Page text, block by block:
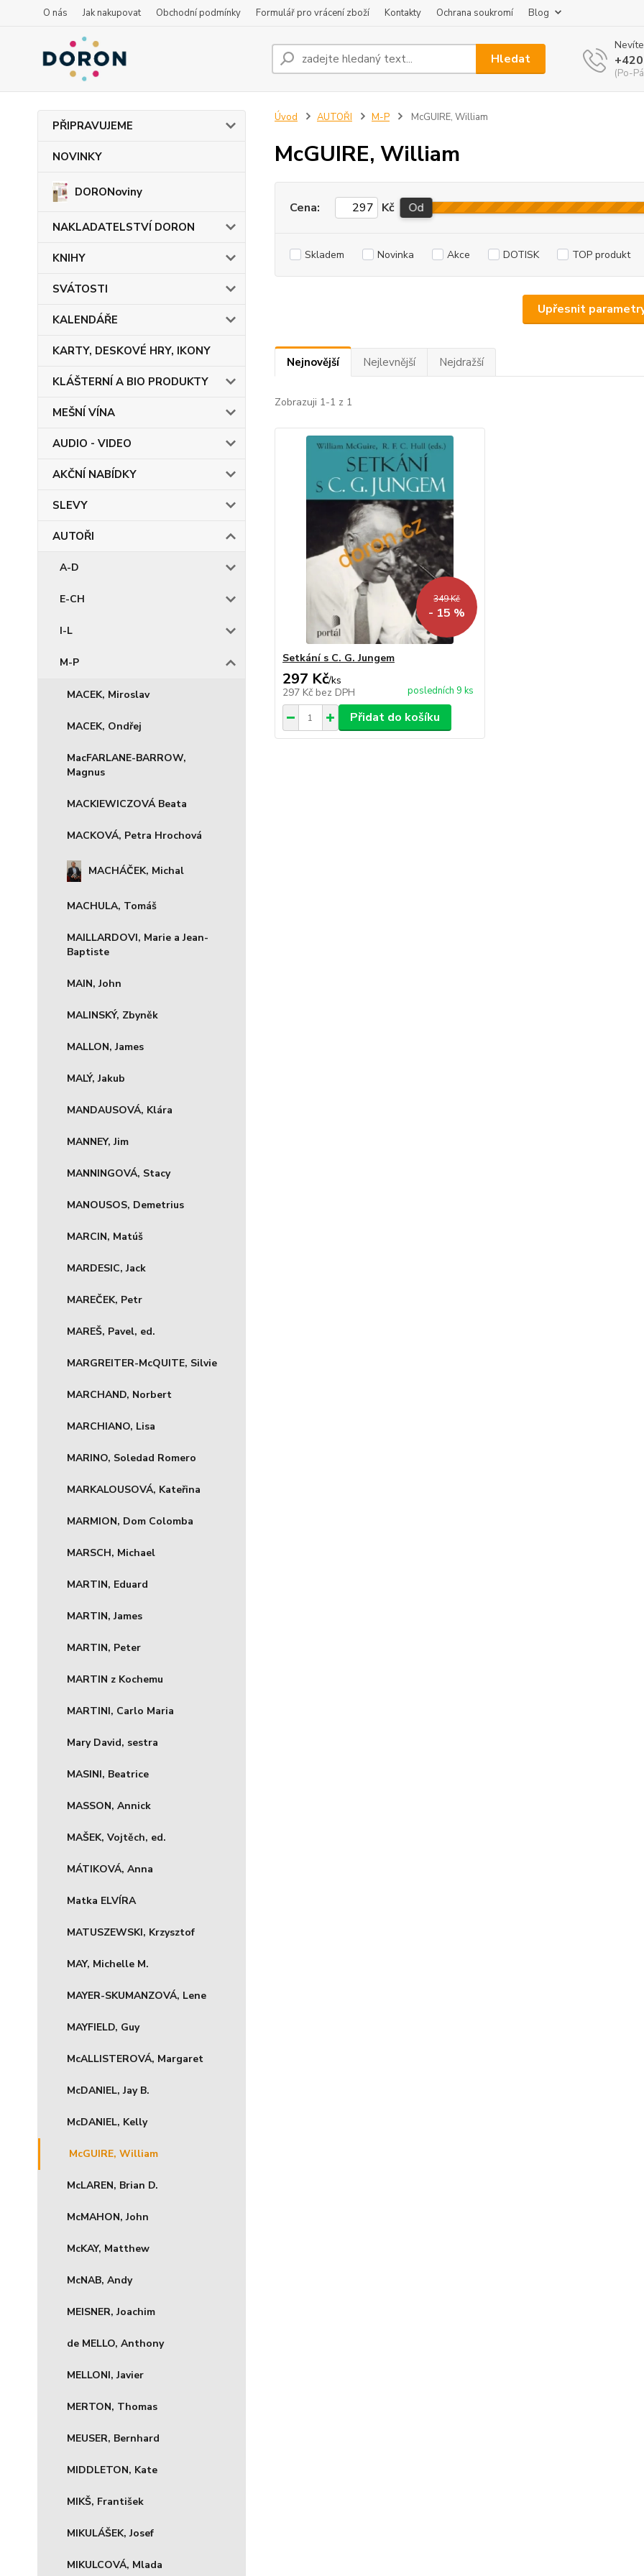
O nás Jak nakupovat Obchodní podmínky Formulář pro vrácení zboží Kontakty Ochrana soukromí Blog
Hledat
(Po-
PŘIPRAVUJEME
NOVINKY
DORONoviny
NAKLADATELSTVÍ DORON
KNIHY
SVÁTOSTI
KALENDÁŘE
KARTY, DESKOVÉ HRY, IKONY
KLÁŠTERNÍ A BIO PRODUKTY
MEŠNÍ VÍNA
AUDIO - VIDEO
AKČNÍ NABÍDKY
SLEVY
AUTOŘI
A-D
E-CH
I-L
M-P
MACEK, Miroslav
MACEK, Ondřej
MacFARLANE-BARROW,
Magnus
MACKIEWICZOVÁ Beata
MACKOVÁ, Petra Hrochová
MACHÁČEK, Michal
MACHULA, Tomáš
MAILLARDOVI, Marie a Jean-
Baptiste
MAIN, John
MALINSKÝ, Zbyněk
MALLON, James
MALÝ, Jakub
MANDAUSOVÁ, Klára
MANNEY, Jim
MANNINGOVÁ, Stacy
MANOUSOS, Demetrius
MARCIN, Matúš
MARDESIC, Jack
MAREČEK, Petr
MAREŠ, Pavel, ed.
MARGREITER-McQUITE, Silvie
MARCHAND, Norbert
MARCHIANO, Lisa
MARINO, Soledad Romero
MARKALOUSOVÁ, Kateřina
MARMION, Dom Colomba
MARSCH, Michael
MARTIN, Eduard
MARTIN, James
MARTIN, Peter
MARTIN z Kochemu
MARTINI, Carlo Maria
Mary David, sestra
MASINI, Beatrice
MASSON, Annick
MAŠEK, Vojtěch, ed.
MÁTIKOVÁ, Anna
Matka ELVÍRA
MATUSZEWSKI, Krzysztof
MAY, Michelle M.
MAYER-SKUMANZOVÁ, Lene
MAYFIELD, Guy
McALLISTEROVÁ, Margaret
McDANIEL, Jay B.
McDANIEL, Kelly
McGUIRE, William
McLAREN, Brian D.
McMAHON, John
McKAY, Matthew
McNAB, Andy
MEISNER, Joachim
de MELLO, Anthony
MELLONI, Javier
MERTON, Thomas
MEUSER, Bernhard
MIDDLETON, Kate
MIKŠ, František
MIKULÁŠEK, Josef
MIKULCOVÁ, Mlada
Úvod AUTOŘI M-P McGUIRE, William
McGUIRE, William
Upřesnit
Cena: Kč Od
Skladem Novinka Akce DOTISK TOP produkt
Nejnovější Nejlevnější Nejdražší
Zobrazuji 1-1 z 1
349 Kč
- 15 %
Setkání s C. G. Jungem
297 Kč/ks
297 Kč bez DPH posledních 9 ks
Přidat do košíku